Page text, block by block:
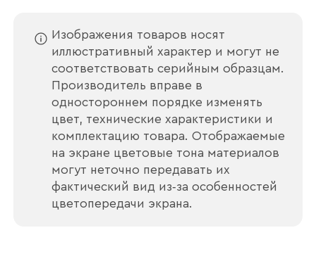
Изображения товаров носят
иллюстративный характер и могут не
соответствовать серийным образцам.
Производитель вправе в
одностороннем порядке изменять
цвет, технические характеристики и
комплектацию товара. Отображаемые
на экране цветовые тона материалов
могут неточно передавать их
фактический вид из‑за особенностей
цветопередачи экрана.